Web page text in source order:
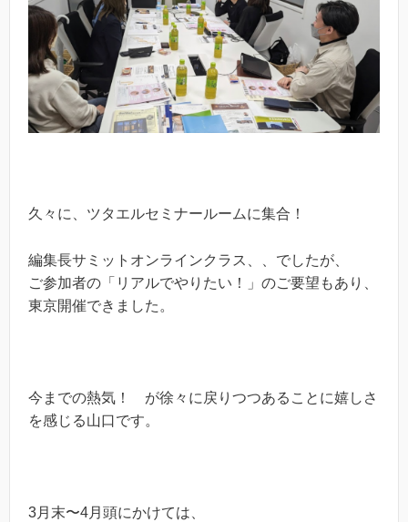
久々に、ツタエルセミナールームに集合！
編集長サミットオンラインクラス、、でしたが、
ご参加者の「リアルでやりたい！」のご要望もあり、
東京開催できました。
今までの熱気！ が徐々に戻りつつあることに嬉しさ
を感じる山口です。
3月末〜4月頭にかけては、